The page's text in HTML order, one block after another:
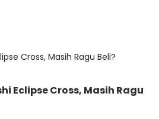
Cross, Masih Ragu Beli?
Eclipse Cross, Masih Ragu